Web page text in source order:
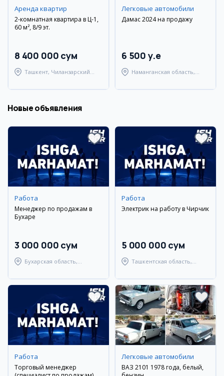
Аренда квартир
2-комнатная квартира в Ц-1,
60 м², 8/9 эт.
8 400 000 сум
Ташкент, Чиланзарский
Легковые автомобили
Дамас 2024 на продажу
6 500 y.e
Наманганская область,
Новые объявления
Работа
Менеджер по продажам в
Бухаре
3 000 000 сум
Бухарская область,
Работа
Электрик на работу в Чирчик
5 000 000 сум
Ташкентская область,
Работа
Торговый менеджер
Легковые автомобили
ВАЗ 2101 1978 года, белый,